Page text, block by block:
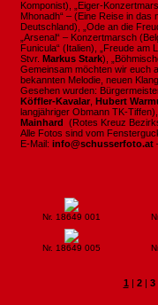
Komponist), „Eiger-
Mhonadh“ – (Eine Reise in
Deutschland), „Ode an die
„Arsenal“ – Konzertmarsch
Funicula“ (Italien), „Freude am
Stvr. Markus Stark),
Gemeinsam möchten wir euch
bekannten Melodie, neuen
Gesehen wurden:
Köffler-Kavalar Hubert
langjähriger Obmann TK-Tiffen),
Mainhard (Rotes Kreuz
Alle Fotos sind vom
E-Mail: info@schusserfoto.at
Nr. 18649 001
Nr. 18649 005
1 | 2| 3